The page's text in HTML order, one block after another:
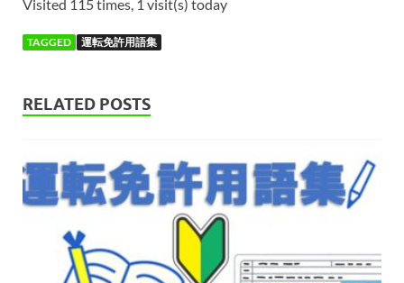
Visited 115 times, 1 visit(s) today
TAGGED 運転免許用語集
RELATED POSTS